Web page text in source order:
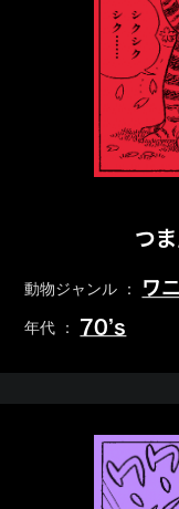
つ
動物ジャンル ： ワ
年代 ： 70’s